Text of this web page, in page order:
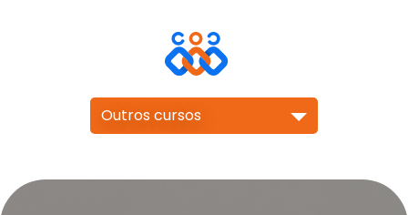
Outros cursos